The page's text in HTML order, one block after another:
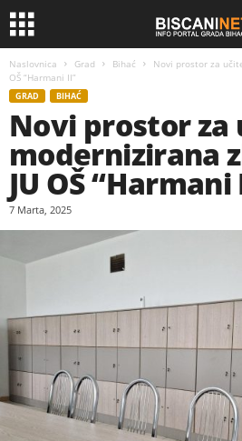
Naslovnica Grad Bihać
Novi prostor za
OŠ “Harmani II”
GRAD BIHAĆ
Novi prostor za
modernizirana
JU OŠ “Harmani
7 Marta, 2025